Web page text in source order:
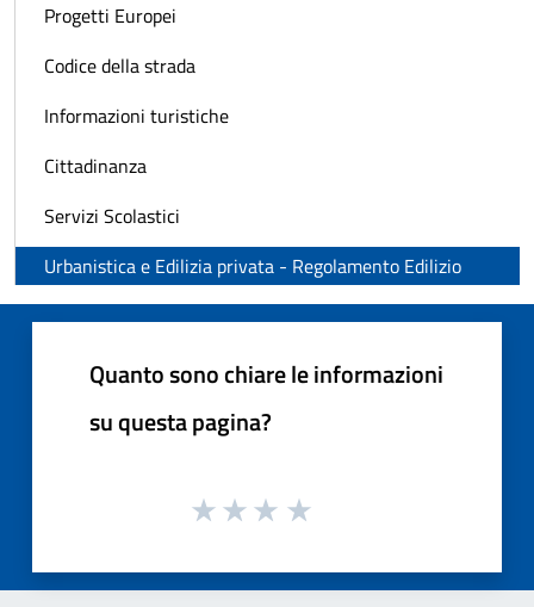
Progetti Europei
Codice della strada
Informazioni turistiche
Cittadinanza
Servizi Scolastici
Urbanistica e Edilizia privata - Regolamento Edilizio
Quanto sono chiare le informazioni
su questa pagina?